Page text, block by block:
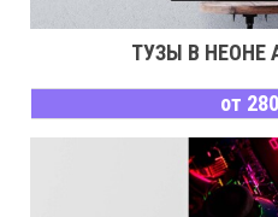
ТУЗЫ В НЕОНЕ
от